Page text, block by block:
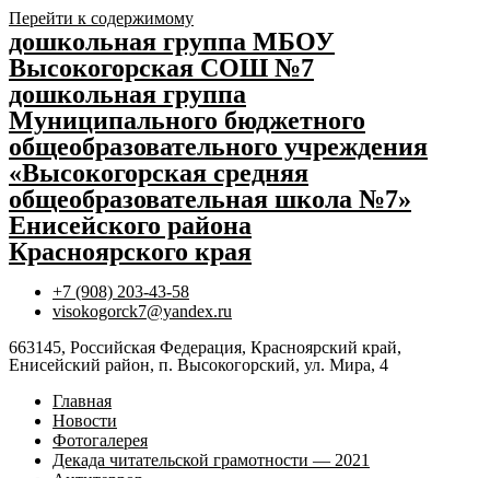
Перейти к содержимому
дошкольная группа МБОУ
Высокогорская СОШ №7
дошкольная группа
Муниципального бюджетного
общеобразовательного учреждения
«Высокогорская средняя
общеобразовательная школа №7»
Енисейского района
Красноярского края
+7 (908) 203-43-58
visokogorck7@yandex.ru
663145, Российская Федерация, Красноярский край,
Енисейский район, п. Высокогорский, ул. Мира, 4
Главная
Новости
Фотогалерея
Декада читательской грамотности — 2021